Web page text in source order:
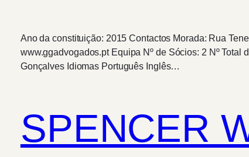
Ano da constituição: 2015 Contactos Morada: Rua
www.ggadvogados.pt Equipa Nº de Sócios: 2 Nº
Gonçalves Idiomas Português Inglês…
SPENCER